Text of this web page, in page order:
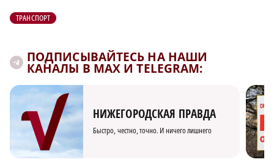
ТРАНСПОРТ
ПОДПИСЫВАЙТЕСЬ НА НАШИ
КАНАЛЫ В MAX И TELEGRAM:
НИЖЕГОРОДСКАЯ ПРАВДА
Быстро, честно, точно. И ничего лишнего